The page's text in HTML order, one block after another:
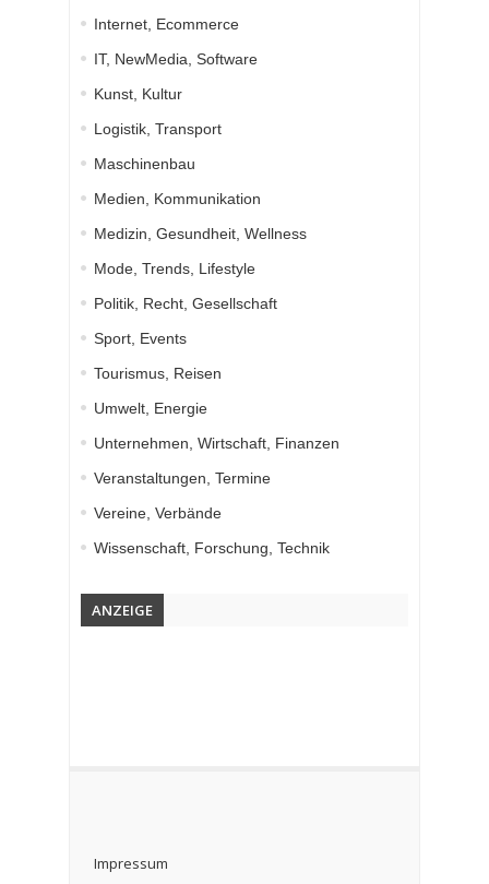
Internet, Ecommerce
IT, NewMedia, Software
Kunst, Kultur
Logistik, Transport
Maschinenbau
Medien, Kommunikation
Medizin, Gesundheit, Wellness
Mode, Trends, Lifestyle
Politik, Recht, Gesellschaft
Sport, Events
Tourismus, Reisen
Umwelt, Energie
Unternehmen, Wirtschaft, Finanzen
Veranstaltungen, Termine
Vereine, Verbände
Wissenschaft, Forschung, Technik
ANZEIGE
Impressum